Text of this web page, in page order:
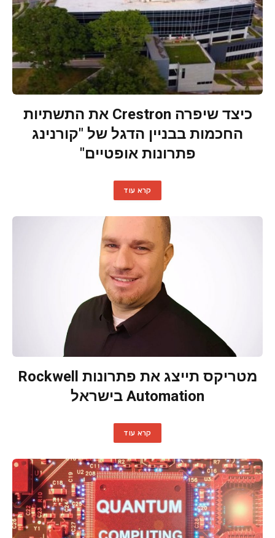
כיצד שיפרה Crestron את התשתיות
החכמות בבניין הדגל של "קורנינג
פתרונות אופטיים"
קרא עוד
מטריקס תייצג את פתרונות Rockwell
Automation בישראל
קרא עוד